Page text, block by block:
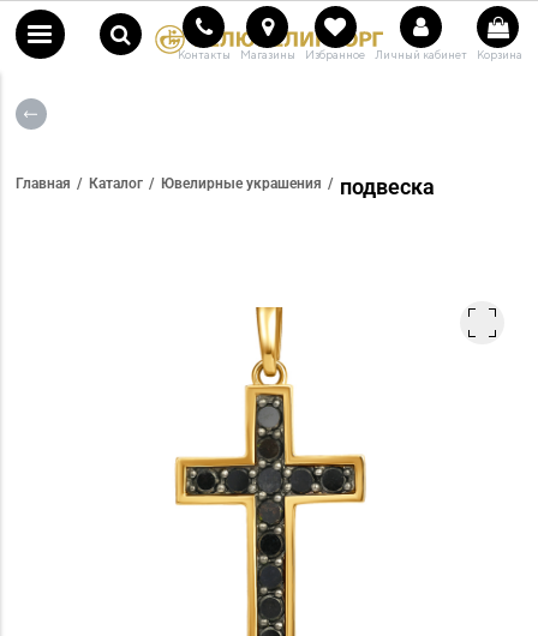
Контакты Магазины Избранное Личный кабинет Корзина
Главная Каталог Ювелирные украшения подвеска